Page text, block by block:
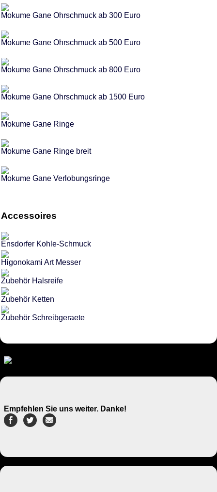
Mokume Gane Ohrschmuck ab 300 Euro
Mokume Gane Ohrschmuck ab 500 Euro
Mokume Gane Ohrschmuck ab 800 Euro
Mokume Gane Ohrschmuck ab 1500 Euro
Mokume Gane Ringe
Mokume Gane Ringe breit
Mokume Gane Verlobungsringe
Accessoires
Ensdorfer Kohle-Schmuck
Higonokami Art Messer
Zubehör Halsreife
Zubehör Ketten
Zubehör Schreibgeraete
Empfehlen Sie uns weiter. Danke!